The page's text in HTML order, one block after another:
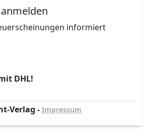
informiert
DHL!
Verlag - Impressum